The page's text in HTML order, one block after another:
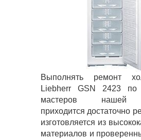
Выполнять ремонт
Liebherr GSN 2423 по
мастеров нашей
приходится достаточно
изготовляется из
материалов и